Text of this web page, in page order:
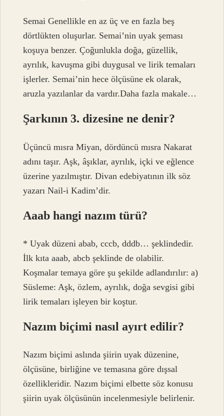
Semai Genellikle en az üç ve en fazla beş
dörtlükten oluşurlar. Semai’nin uyak şeması
koşuya benzer. Çoğunlukla doğa, güzellik,
ayrılık, kavuşma gibi duygusal ve lirik temaları
işlerler. Semai’nin hece ölçüsüne ek olarak,
aruzla yazılanlar da vardır.Daha fazla makale…
Şarkının 3. dizesine ne denir?
Üçüncü mısra Miyan, dördüncü mısra Nakarat
adını taşır. Aşk, âşıklar, ayrılık, içki ve eğlence
üzerine yazılmıştır. Divan edebiyatının ilk söz
yazarı Nail-i Kadim’dir.
Aaab hangi nazım türü?
* Uyak düzeni abab, cccb, dddb… şeklindedir.
İlk kıta aaab, abcb şeklinde de olabilir.
Koşmalar temaya göre şu şekilde adlandırılır: a)
Süsleme: Aşk, özlem, ayrılık, doğa sevgisi gibi
lirik temaları işleyen bir koştur.
Nazım biçimi nasıl ayırt edilir?
Nazım biçimi aslında şiirin uyak düzenine,
ölçüsüne, birliğine ve temasına göre dışsal
özellikleridir. Nazım biçimi elbette söz konusu
şiirin uyak ölçüsünün incelenmesiyle belirlenir.